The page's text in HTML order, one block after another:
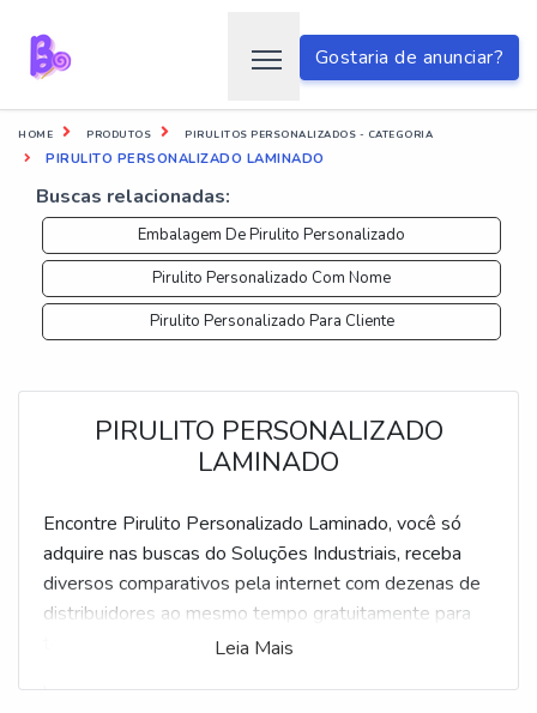
Gostaria de anunciar?
HOME PRODUTOS PIRULITOS PERSONALIZADOS - CATEGORIA
PIRULITO PERSONALIZADO LAMINADO
Buscas relacionadas:
Embalagem De Pirulito Personalizado
Pirulito Personalizado Com Nome
Pirulito Personalizado Para Cliente
PIRULITO PERSONALIZADO
LAMINADO
Encontre Pirulito Personalizado Laminado, você só
adquire nas buscas do Soluções Industriais, receba
diversos comparativos pela internet com dezenas de
distribuidores ao mesmo tempo gratuitamente para
Veja mais:Balas Personalizadas|Doces
Leia Mais